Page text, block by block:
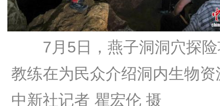
7月5日，燕子洞洞穴探
教练在为民众介绍洞内生物资
中新社记者 瞿宏伦 摄